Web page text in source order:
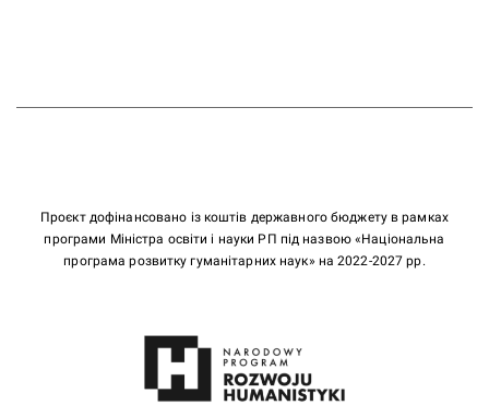
Проєкт дофінансовано із коштів державного бюджету в рамках
програми Міністра освіти і науки РП під назвою «Національна
програма розвитку гуманітарних наук» на 2022-2027 рр.